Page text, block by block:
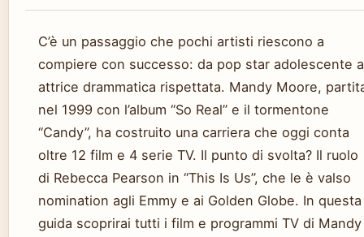
C’è un passaggio che pochi artisti riescono a
compiere con successo: da pop star adolescente a
attrice drammatica rispettata. Mandy Moore,
nel 1999 con l’album “So Real” e il tormentone
“Candy”, ha costruito una carriera che oggi conta
oltre 12 film e 4 serie TV. Il punto di svolta? Il ruolo
di Rebecca Pearson in “This Is Us”, che le è valso
nomination agli Emmy e ai Golden Globe. In questa
guida scoprirai tutti i film e programmi TV di Mandy